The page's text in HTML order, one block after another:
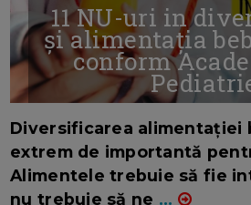
11 NU-uri in
și alimentația
conform
Diversificarea alimentației
extrem de importantă
Alimentele trebuie să fie
nu trebuie să ne ...